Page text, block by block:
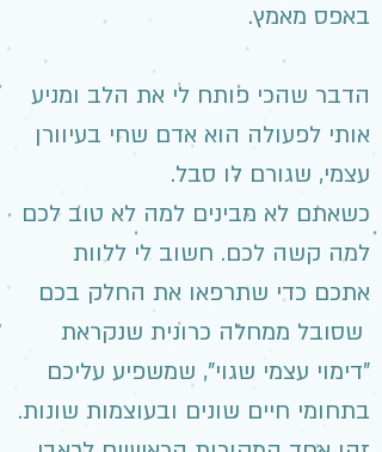
באפס מאמץ.
הדבר שהכי פותח לי את הלב ומניע
אותי לפעולה הוא אדם שחי בעיוורן
עצמי, שגורם לו סבל.
כשאתם לא מבינים למה לא טוב לכם
למה קשה לכם. חשוב לי ללוות
אתכם כדי שתרפאו את החלק בכם
שסובל ממחלה כרונית שנקראת
"דימוי עצמי שגוי", שמשפיע עליכם
בתחומי חיים שונים ובעוצמות שונות.